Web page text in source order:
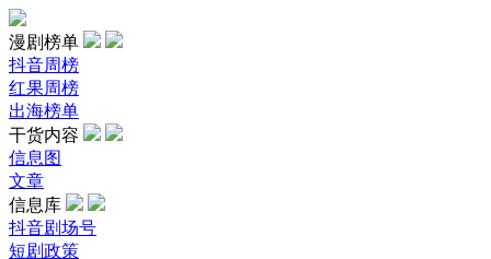
漫剧榜单
抖音周榜
红果周榜
出海榜单
干货内容
信息图
文章
信息库
抖音剧场号
短剧政策